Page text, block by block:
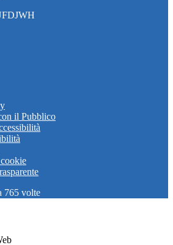
il Pubblico
765 volte